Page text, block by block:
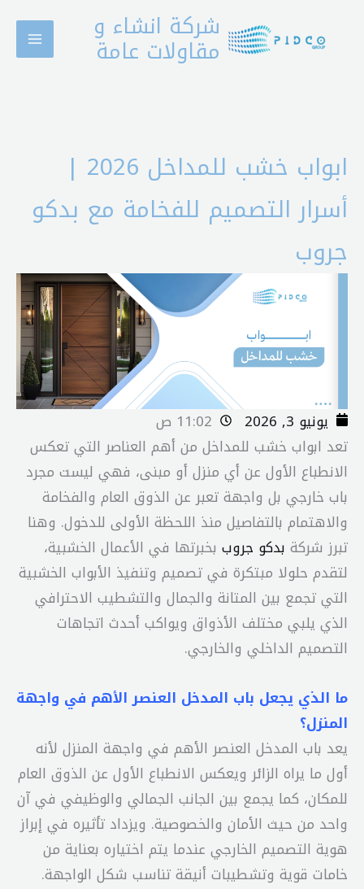
شركة انشاء و
مقاولات عامة
ابواب خشب للمداخل 2026 |
أسرار التصميم للفخامة مع بدكو
جروب
يونيو 3, 2026
11:02 ص
تعد ابواب خشب للمداخل من أهم العناصر التي تعكس
الانطباع الأول عن أي منزل أو مبنى، فهي ليست مجرد
باب خارجي بل واجهة تعبر عن الذوق العام والفخامة
والاهتمام بالتفاصيل منذ اللحظة الأولى للدخول. وهنا
تبرز شركة بدكو جروب بخبرتها في الأعمال الخشبية،
لتقدم حلولا مبتكرة في تصميم وتنفيذ الأبواب الخشبية
التي تجمع بين المتانة والجمال والتشطيب الاحترافي
الذي يلبي مختلف الأذواق ويواكب أحدث اتجاهات
التصميم الداخلي والخارجي.
ما الذي يجعل باب المدخل العنصر الأهم في واجهة
المنزل؟
يعد باب المدخل العنصر الأهم في واجهة المنزل لأنه
أول ما يراه الزائر ويعكس الانطباع الأول عن الذوق العام
للمكان، كما يجمع بين الجانب الجمالي والوظيفي في آن
واحد من حيث الأمان والخصوصية. ويزداد تأثيره في إبراز
هوية التصميم الخارجي عندما يتم اختياره بعناية من
خامات قوية وتشطيبات أنيقة تناسب شكل الواجهة.